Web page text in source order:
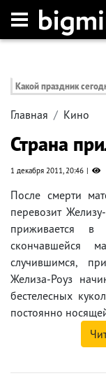
Какой праздник
Главная Кино
Страна
1 декабря 2011, 20:46
После смерти
перевозит
приживается
скончавшейся
случившимся,
Желиза-Роуз
бестелесных
постоянно